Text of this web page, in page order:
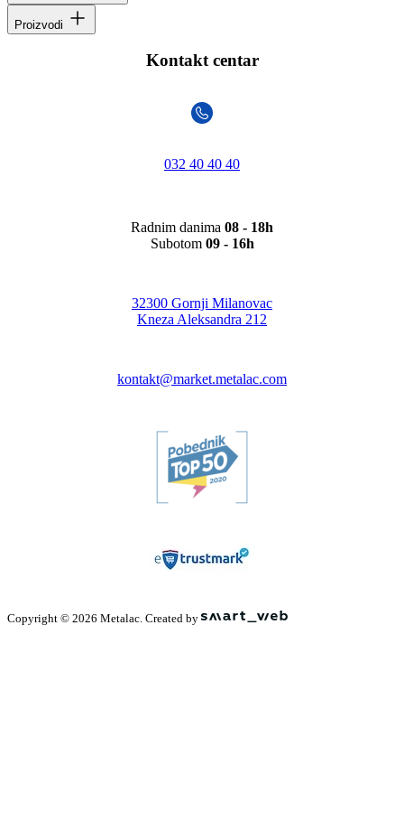
Proizvodi
Kontakt centar
032 40 40 40
Radnim danima 08 - 18h
Subotom 09 - 16h
32300 Gornji Milanovac
Kneza Aleksandra 212
kontakt@market.metalac.com
Copyright © 2026 Metalac. Created by